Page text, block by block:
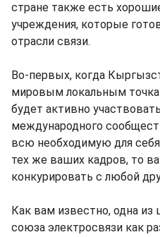
стране также есть
учреждения, которые
отрасли связи.
Во-первых, когда
мировым локальным
будет активно
международного
всю необходимую для
тех же ваших кадров, то
конкурировать с любой
Как вам известно, одна
союза электросвязи как